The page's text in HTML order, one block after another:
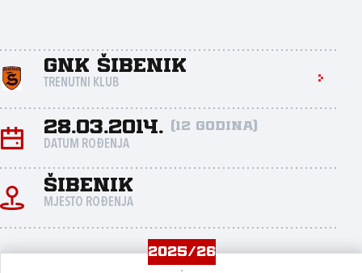
GNK ŠIBENIK
TRENUTNI KLUB
28.03.2014. (12 godina)
DATUM ROĐENJA
Šibenik
MJESTO ROĐENJA
2025/26